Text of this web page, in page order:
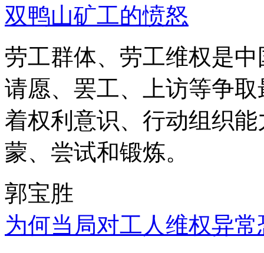
双鸭山矿工的愤怒
劳工群体、劳工维权是
请愿、罢工、上访等争
着权利意识、行动组织
蒙、尝试和锻炼。
郭宝胜
为何当局对工人维权异